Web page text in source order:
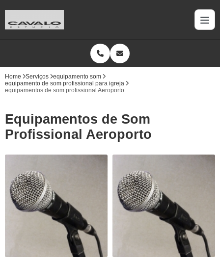
Home Serviços
equipamento som
equipamento de som profissional para igreja
equipamentos de som profissional Aeroporto
Equipamentos de Som
Profissional Aeroporto